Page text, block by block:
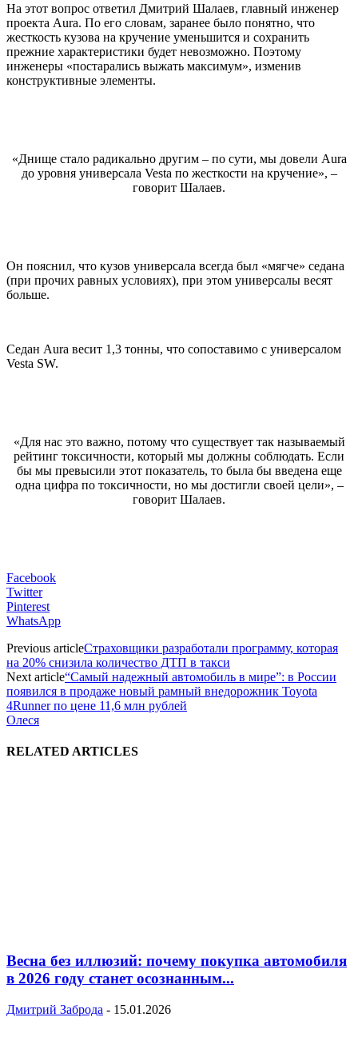
На этот вопрос ответил Дмитрий Шалаев, главный инженер
проекта Aura. По его словам, заранее было понятно, что
жесткость кузова на кручение уменьшится и сохранить
прежние характеристики будет невозможно. Поэтому
инженеры «постарались выжать максимум», изменив
конструктивные элементы.
«Днище стало радикально другим – по сути, мы довели Aura
до уровня универсала Vesta по жесткости на кручение», –
говорит Шалаев.
Он пояснил, что кузов универсала всегда был «мягче» седана
(при прочих равных условиях), при этом универсалы весят
больше.
Седан Aura весит 1,3 тонны, что сопоставимо с универсалом
Vesta SW.
«Для нас это важно, потому что существует так называемый
рейтинг токсичности, который мы должны соблюдать. Если
бы мы превысили этот показатель, то была бы введена еще
одна цифра по токсичности, но мы достигли своей цели», –
говорит Шалаев.
Facebook
Twitter
Pinterest
WhatsApp
Previous articleСтраховщики разработали программу, которая
на 20% снизила количество ДТП в такси
Next article“Самый надежный автомобиль в мире”: в России
появился в продаже новый рамный внедорожник Toyota
4Runner по цене 11,6 млн рублей
Олеся
RELATED ARTICLES
Весна без иллюзий: почему покупка автомобиля
в 2026 году станет осознанным...
Дмитрий Заброда - 15.01.2026